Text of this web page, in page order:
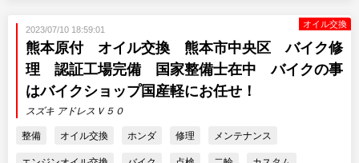
オイル交換
2023/07/10 18:59:01
熊本原付 オイル交換 熊本市中央区 バイク修
理 認証工場完備 国家整備士在中 バイクの事
はバイクショップ国産軽にお任せ！
スズキ アドレスＶ５０
整備 オイル交換 ホンダ 修理 メンテナンス